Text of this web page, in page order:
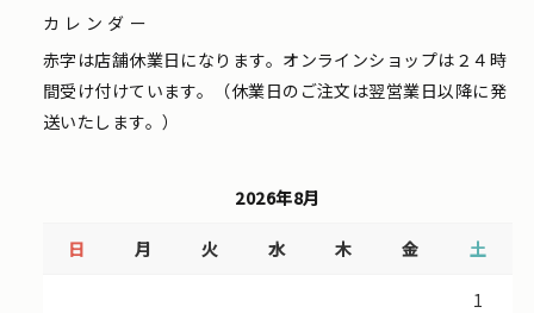
カレンダー
赤字は店舗休業日になります。オンラインショップは２４時
間受け付けています。（休業日のご注文は翌営業日以降に発
送いたします。）
2026年8月
日 月 火 水 木 金 土
1